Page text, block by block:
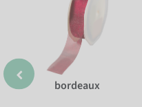
bordeaux